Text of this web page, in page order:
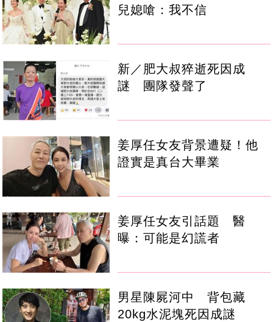
兒媳嗆：我不信
新／肥大叔猝逝死因成
謎 團隊發聲了
姜厚任女友背景遭疑！他
證實是真台大畢業
姜厚任女友引話題 醫
曝：可能是幻謊者
男星陳屍河中 背包藏
20kg水泥塊死因成謎